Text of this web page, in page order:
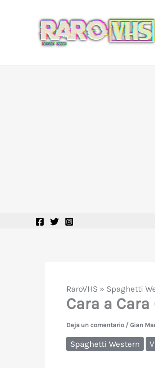
RaroVHS » Spaghetti
Cara a
Deja un comentario / Gian
Spaghetti Western